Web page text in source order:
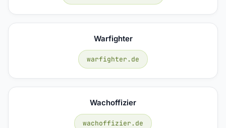
Warfighter
warfighter.de
Wachoffizier
wachoffizier.de